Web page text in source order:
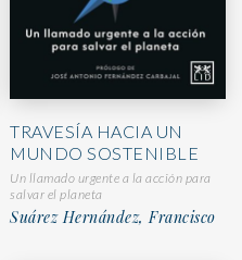
TRAVESÍA HACIA UN
MUNDO SOSTENIBLE
Un llamado urgente a la acción para
salvar el planeta
Suárez Hernández, Francisco